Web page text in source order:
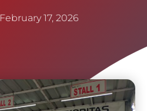
February 17, 2026